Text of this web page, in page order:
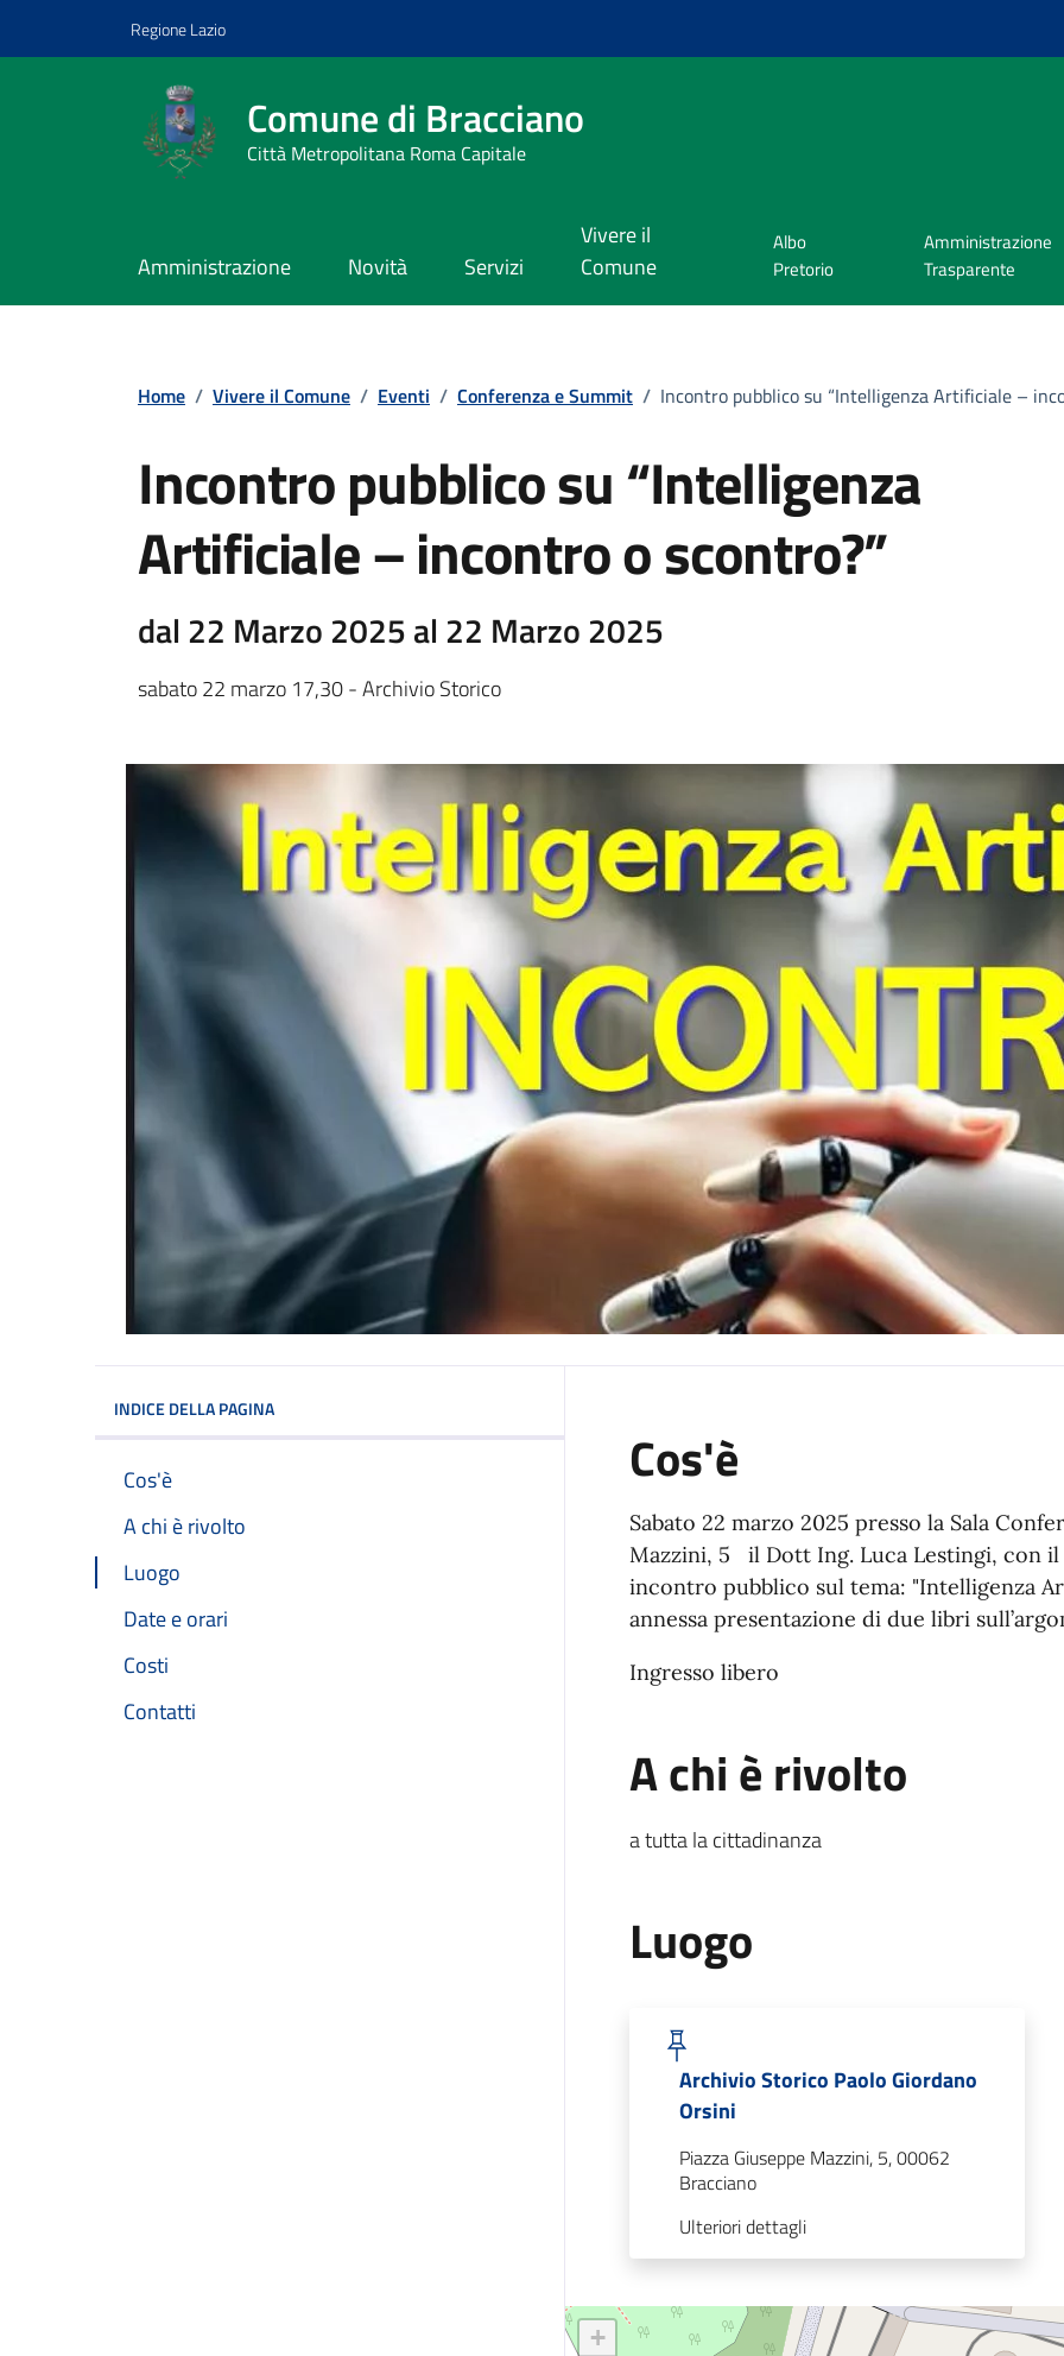
Regione Lazio
Comune di Bracciano
Città Metropolitana Roma Capitale
Amministrazione Novità Servizi
Vivere il
Comune
Albo
Pretorio
Amministrazione
Trasparente
Home / Vivere il Comune / Eventi / Conferenza e Summit / Incontro pubblico su “Intelligenza Artificiale –
Incontro pubblico su “Intelligenza
Artificiale – incontro o scontro?”
dal 22 Marzo 2025 al 22 Marzo 2025
sabato 22 marzo 17,30 - Archivio Storico
INDICE DELLA PAGINA
Cos'è
A chi è rivolto
Luogo
Date e orari
Costi
Contatti
Cos'è
Sabato 22 marzo 2025 presso la Sala
Mazzini, 5 il Dott Ing. Luca Lestingi, con
incontro pubblico sul tema: "Intelligenza
annessa presentazione di due libri
Ingresso libero
A chi è rivolto
a tutta la cittadinanza
Luogo
Archivio Storico Paolo Giordano
Orsini
Piazza Giuseppe Mazzini, 5, 00062
Bracciano
Ulteriori dettagli
+